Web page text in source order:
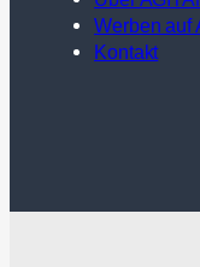
Werben auf
Kontakt